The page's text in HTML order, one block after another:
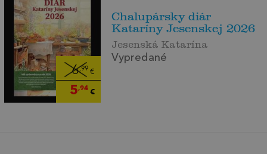
6,99 €
5,94€
Chalupársky diár
Kataríny Jesenskej 2026
Jesenská Katarína
Vypredané